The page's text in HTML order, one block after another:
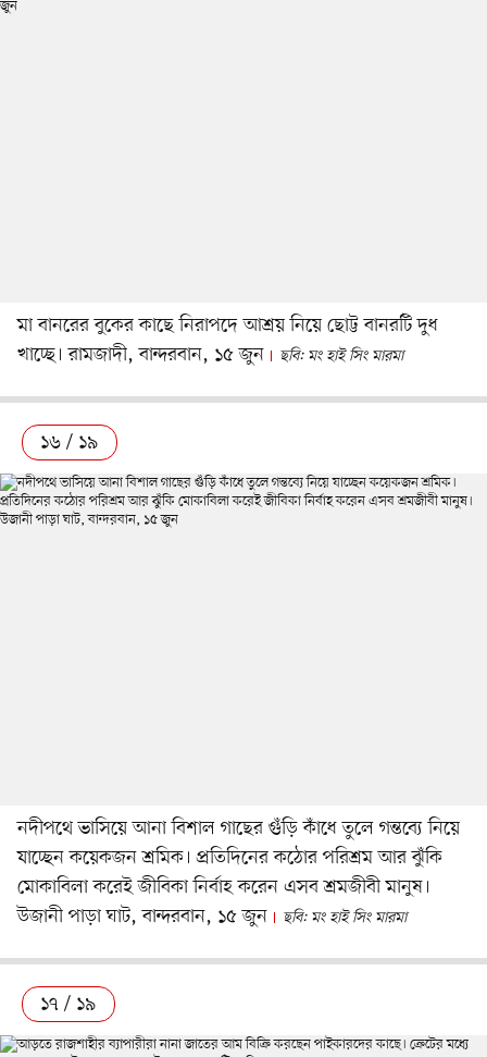
মা বানরের বুকের কাছে নিরাপদে আশ্রয় নিয়ে ছোট্ট বানরটি দুধ
খাচ্ছে। রামজাদী, বান্দরবান, ১৫ জুন
ছবি: মং হাই সিং মারমা
১৬ / ১৯
নদীপথে ভাসিয়ে আনা বিশাল গাছের গুঁড়ি কাঁধে তুলে গন্তব্যে নিয়ে
যাচ্ছেন কয়েকজন শ্রমিক। প্রতিদিনের কঠোর পরিশ্রম আর ঝুঁকি
মোকাবিলা করেই জীবিকা নির্বাহ করেন এসব শ্রমজীবী মানুষ।
উজানী পাড়া ঘাট, বান্দরবান, ১৫ জুন
ছবি: মং হাই সিং মারমা
১৭ / ১৯